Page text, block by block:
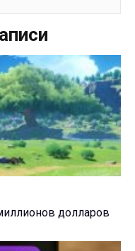
долларов